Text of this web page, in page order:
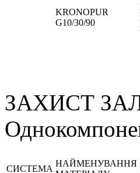
KRONOPUR
G10/30/90
ЗАХИСТ
СИСТЕМА
НАЙМЕНУВАННЯ